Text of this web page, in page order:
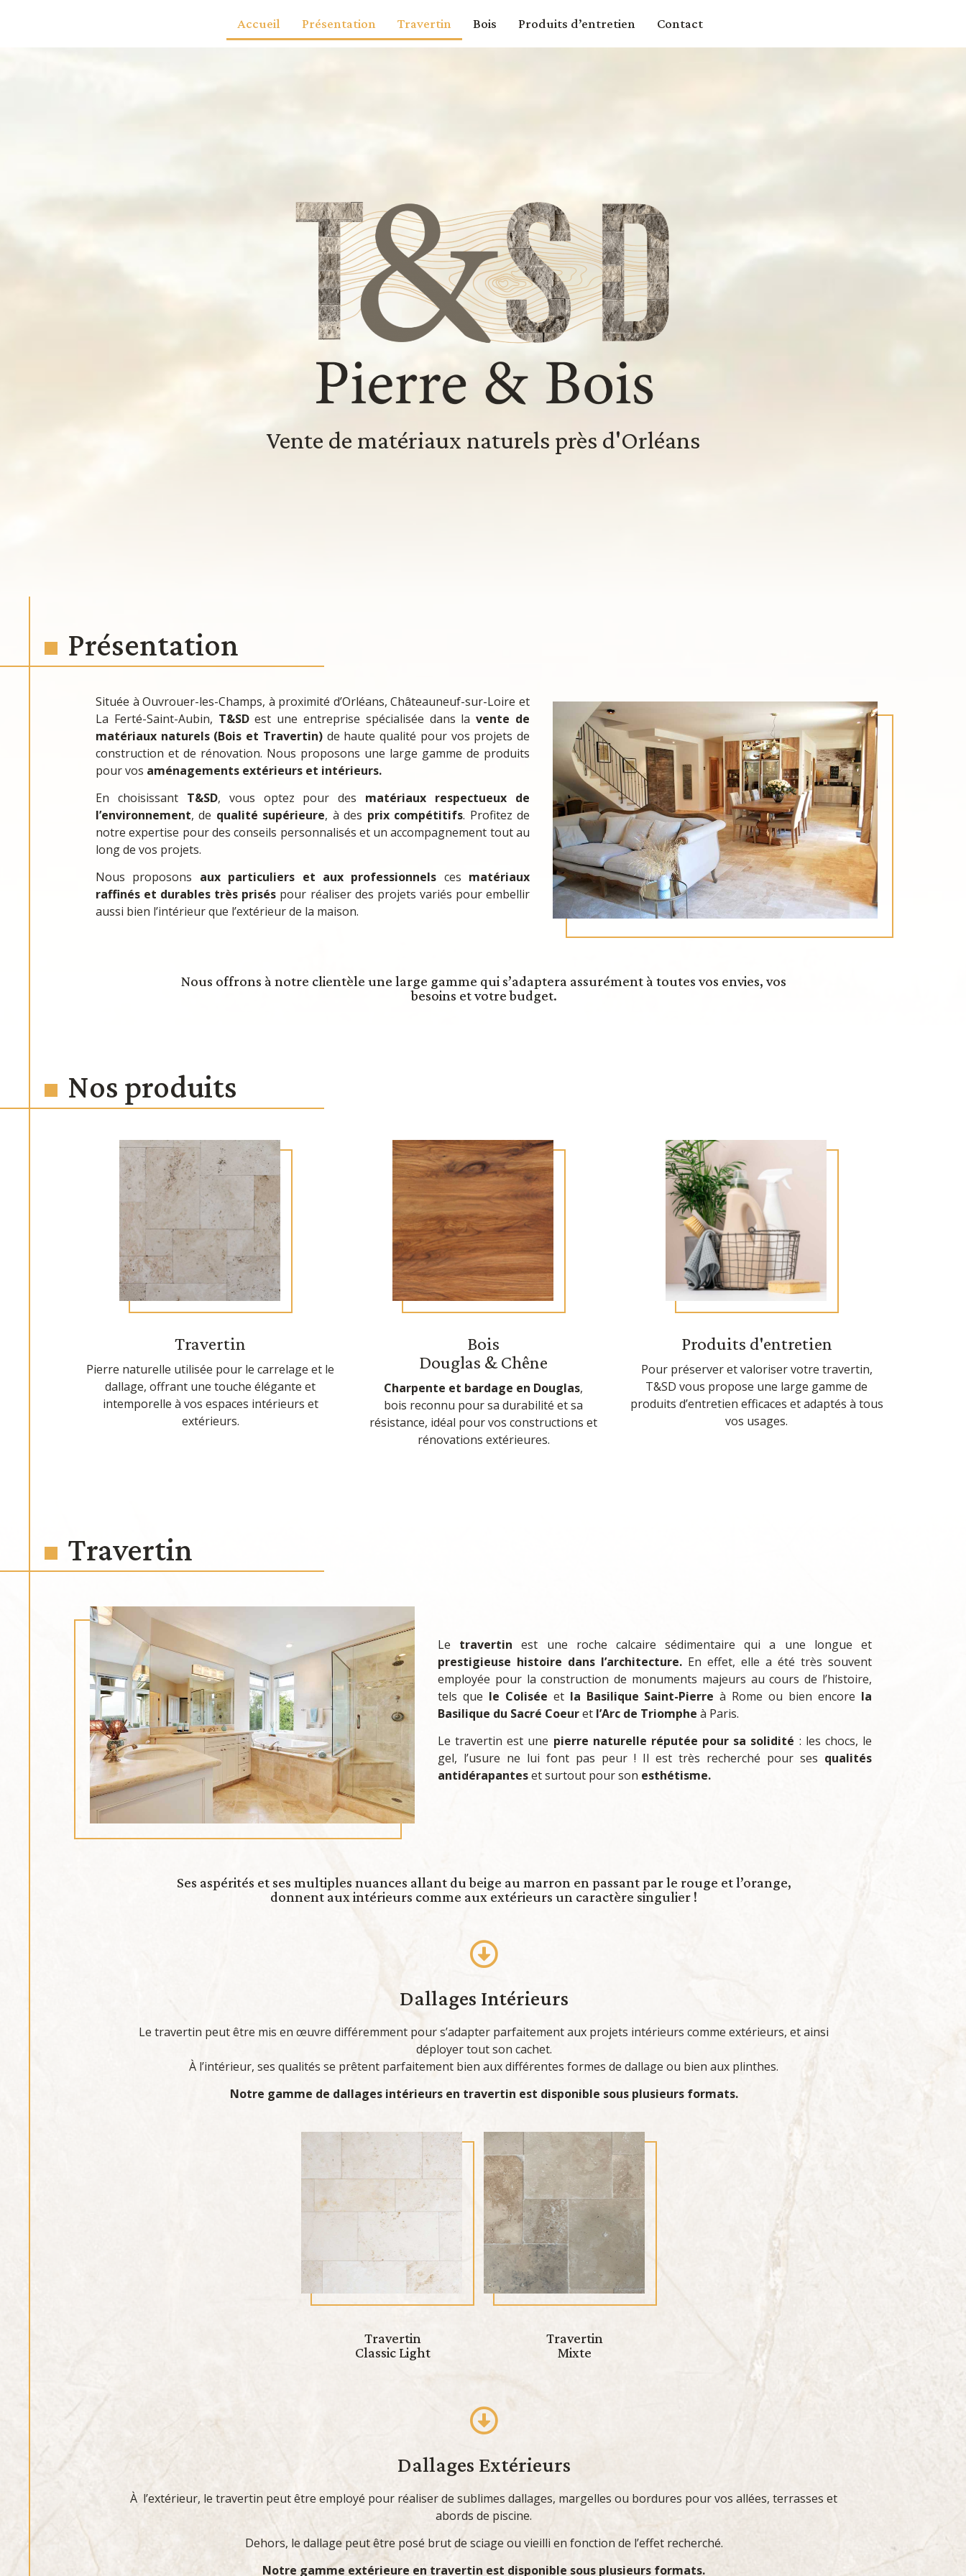
Accueil Présentation Travertin Bois Produits d’entretien Contact
Vente de matériaux naturels près d'Orléans
Présentation
Située à Ouvrouer-les-Champs, à proximité d’Orléans, Châteauneuf-sur-Loire et
La Ferté-Saint-Aubin, T&SDest une entreprise spécialisée dans lavente de
matériaux naturels (Bois et Travertin)de haute qualité pour vos projets de
construction et de rénovation. Nous proposons une large gamme de produits
pour vos aménagements extérieurs et intérieurs.
En choisissant T&SD, vous optez pour des matériaux respectueux de
l’environnement, de qualité supérieure, à des prix compétitifs. Profitez de
notre expertise pour des conseils personnalisés et un accompagnement tout au
long de vos projets.
Nous proposons aux particuliers et aux professionnels ces matériaux
raffinés et durables très prisés pour réaliser des projets variés pour embellir
aussi bien l’intérieur que l’extérieur de la maison.
Nous offrons à notre clientèle une large gamme qui s’adaptera assurément à toutes vos envies, vos
besoins et votre budget.
Nos produits
Travertin
Pierre naturelle utilisée pour le carrelage et le
dallage, offrant une touche élégante et
intemporelle à vos espaces intérieurs et
extérieurs.
Bois
Douglas & Chêne
Charpente et bardage en Douglas,
bois reconnu pour sa durabilité et sa
résistance, idéal pour vos constructions et
rénovations extérieures.
Produits d'entretien
Pour préserver et valoriser votre travertin,
T&SD vous propose une large gamme de
produits d’entretien efficaces et adaptés à tous
vos usages.
Travertin
Le travertin est une roche calcaire sédimentaire qui a une longue et
prestigieuse histoire dans l’architecture. En effet, elle a été très souvent
employée pour la construction de monuments majeurs au cours de l’histoire,
tels que le Colisée etla Basilique Saint-Pierreà Rome ou bien encore la
Basilique du Sacré Coeuret l’Arc de Triomphe à Paris.
Le travertin est une pierre naturelle réputée pour sa solidité : les chocs, le
gel, l’usure ne lui font pas peur ! Il est très recherché pour ses qualités
antidérapanteset surtout pour son esthétisme.
Ses aspérités et ses multiples nuances allant du beige au marron en passant par le rouge et l’orange,
donnent aux intérieurs comme aux extérieurs un caractère singulier !
Dallages Intérieurs
Le travertin peut être mis en œuvre différemment pour s’adapter parfaitement aux projets intérieurs comme extérieurs, et ainsi
déployer tout son cachet.
À l’intérieur, ses qualités se prêtent parfaitement bien aux différentes formes de dallage ou bien aux plinthes.
Notre gamme de dallages intérieurs en travertin est disponible sous plusieurs formats.
Travertin
Classic Light
Travertin
Mixte
Dallages Extérieurs
À l’extérieur, le travertin peut être employé pour réaliser de sublimes dallages, margelles ou bordures pour vos allées, terrasses et
abords de piscine.
Dehors, le dallage peut être posé brut de sciage ou vieilli en fonction de l’effet recherché.
Notre gamme extérieure en travertin est disponible sous plusieurs formats.